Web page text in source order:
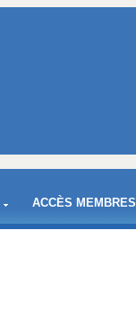
ACCÈS MEMBRES